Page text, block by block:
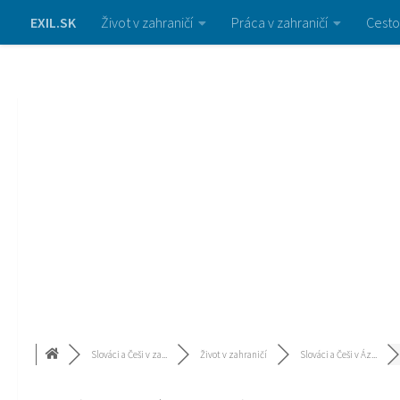
EXIL.SK Život v zahraničí Práca v zahraničí
Slováci a Češi v za... Život v zahraničí Slováci a Češi v Áz...